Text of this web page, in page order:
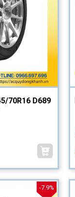
70R16 D689
-7.9%